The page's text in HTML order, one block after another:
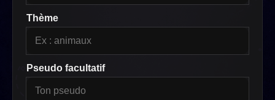
Thème
Pseudo facultatif